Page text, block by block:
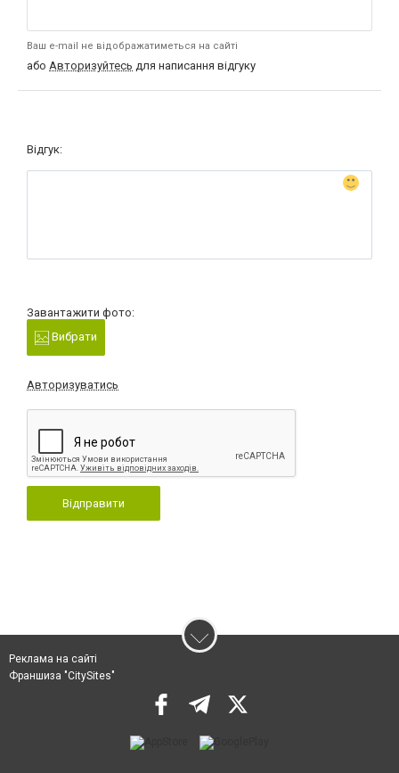
Ваш e-mail не відображатиметься на сайті
або Авторизуйтесь для написання відгуку
Відгук:
Завантажити фото:
Вибрати
Авторизуватись
Відправити
Реклама на сайті
Франшиза "CitySites"